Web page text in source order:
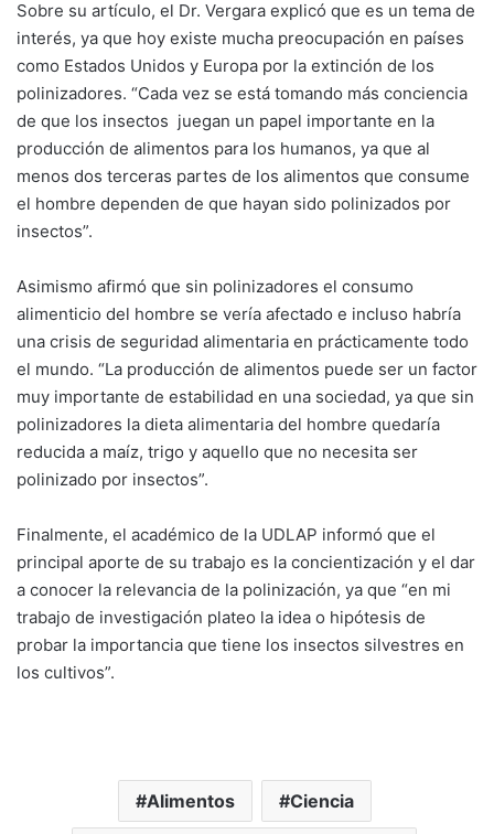
Sobre su artículo, el Dr. Vergara explicó que es un tema de
interés, ya que hoy existe mucha preocupación en países
como Estados Unidos y Europa por la extinción de los
polinizadores. “Cada vez se está tomando más conciencia
de que los insectos juegan un papel importante en la
producción de alimentos para los humanos, ya que al
menos dos terceras partes de los alimentos que consume
el hombre dependen de que hayan sido polinizados por
insectos”.
Asimismo afirmó que sin polinizadores el consumo
alimenticio del hombre se vería afectado e incluso habría
una crisis de seguridad alimentaria en prácticamente todo
el mundo. “La producción de alimentos puede ser un factor
muy importante de estabilidad en una sociedad, ya que sin
polinizadores la dieta alimentaria del hombre quedaría
reducida a maíz, trigo y aquello que no necesita ser
polinizado por insectos”.
Finalmente, el académico de la UDLAP informó que el
principal aporte de su trabajo es la concientización y el dar
a conocer la relevancia de la polinización, ya que “en mi
trabajo de investigación plateo la idea o hipótesis de
probar la importancia que tiene los insectos silvestres en
los cultivos”.
Alimentos Ciencia